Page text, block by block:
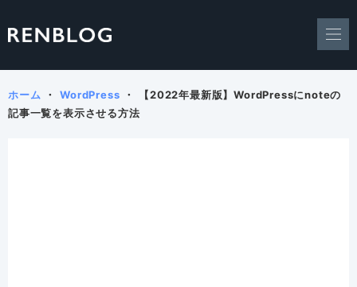
ホーム WordPress
【2022年最新版】WordPressにnoteの
記事一覧を表示させる方法